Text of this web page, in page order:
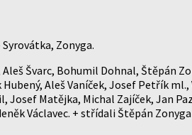
Zonyga.
Švarc, Bohumil Dohnal, Štěpán
Aleš Vaníček, Josef Petřík
Josef Matějka, Michal Zajíček, Jan
Václavec. + střídali Štěpán